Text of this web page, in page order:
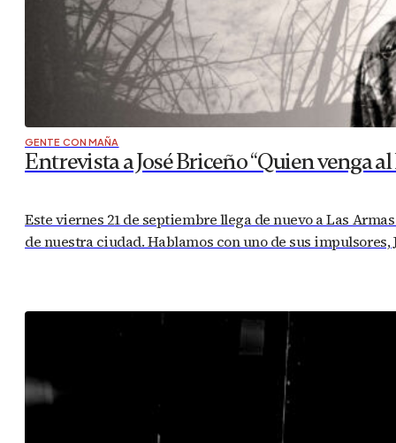
GENTE CON MAÑA
Entrevista a José Briceño “Quien venga
Este viernes 21 de septiembre llega de nuevo a Las
de nuestra ciudad. Hablamos con uno de sus